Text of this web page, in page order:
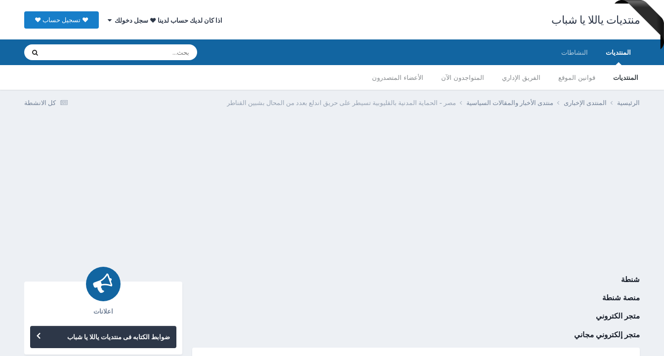
منتديات ياللا يا شباب اذا كان لديك حساب لدينا ♥ سجل دخولك ♥ تسجيل حساب ♥
المنتديات
المنتديات قوانين الموقع الفريق الإداري المتواجدون الآن الأعضاء المتصدرون
النشاطات
كل الانشطة الرئيسية المنتدى الإخبارى منتدى الأخبار والمقالات السياسية مصر - الحماية المدنية بالقليوبية تسيطر على حريق اندلع بعدد من المحال بشبين القناطر
شنطة
منصة شنطة
متجر الكتروني
متجر إلكتروني مجاني
اعلانات
ضوابط الكتابه فى منتديات ياللا يا شباب